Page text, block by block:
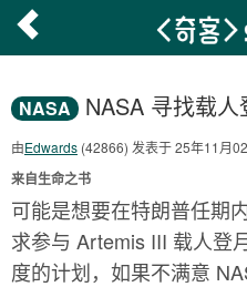
NASA NASA 寻找载
由Edwards (42866) 发表于 25年11月
来自生命之书
可能是想要在特朗普任期
求参与 Artemis III 载人登
度的计划，如果不满意